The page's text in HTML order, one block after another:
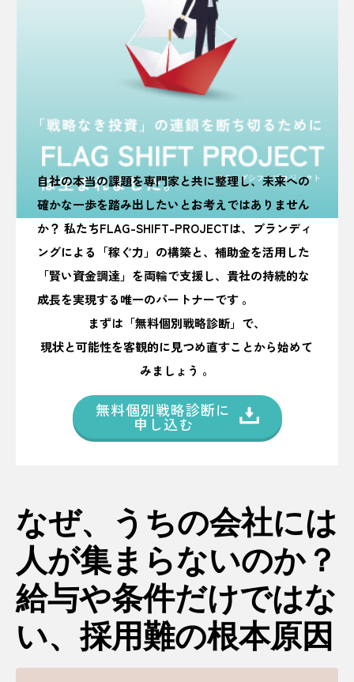
自社の本当の課題を専門家と共に整理し、未来への
確かな一歩を踏み出したいとお考えではありません
か？ 私たちFLAG-SHIFT-PROJECTは、ブランディ
ングによる「稼ぐ力」の構築と、補助金を活用した
「賢い資金調達」を両輪で支援し、貴社の持続的な
成長を実現する唯一のパートナーです 。
まずは「無料個別戦略診断」で、
現状と可能性を客観的に見つめ直すことから始めて
みましょう 。
無料個別戦略診断に
申し込む
なぜ、うちの会社には
人が集まらないのか？
給与や条件だけではな
い、採用難の根本原因